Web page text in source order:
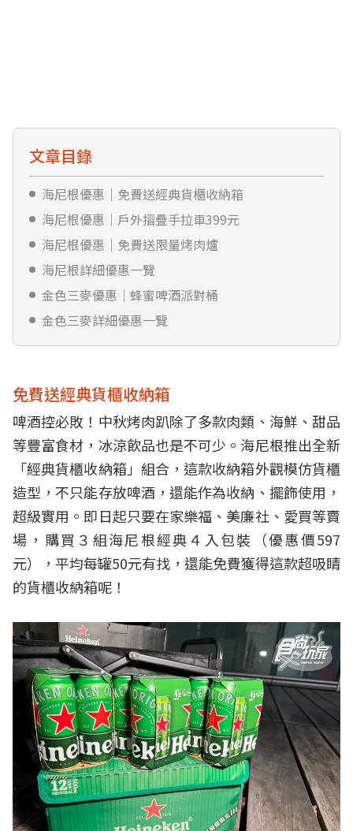
文章目錄
海尼根優惠｜免費送經典貨櫃收納箱
海尼根優惠｜戶外摺疊手拉車399元
海尼根優惠｜免費送限量烤肉爐
海尼根詳細優惠一覽
金色三麥優惠｜蜂蜜啤酒派對桶
金色三麥詳細優惠一覽
免費送經典貨櫃收納箱
啤酒控必敗！中秋烤肉趴除了多款肉類、海鮮、甜品
等豐富食材，冰涼飲品也是不可少。海尼根推出全新
「經典貨櫃收納箱」組合，這款收納箱外觀模仿貨櫃
造型，不只能存放啤酒，還能作為收納、擺飾使用，
超級實用。即日起只要在家樂福、美廉社、愛買等賣
場，購買３組海尼根經典４入包裝（優惠價597
元），平均每罐50元有找，還能免費獲得這款超吸睛
的貨櫃收納箱呢！